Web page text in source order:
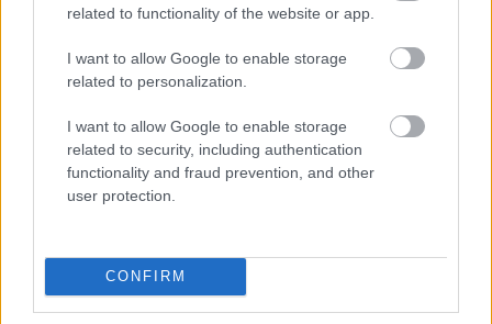
related to functionality of the website or app.
I want to allow Google to enable storage
related to personalization.
I want to allow Google to enable storage
related to security, including authentication
functionality and fraud prevention, and other
user protection.
CONFIRM
Οι εταιρείες με θετική εικόνα λαμβάνουν
διπλάσιες αιτήσεις από αυτές που λαμβάνουν οι
50% των υποψηφίων παγκοσμίως δε θα
διάλεγαν να εργαστούν για μια εταιρεία με κακή